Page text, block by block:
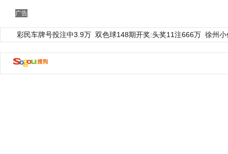
广告
彩民车牌号投注中3.9万 双色球148期开奖:头奖11注666万 徐州